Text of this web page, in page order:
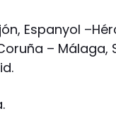
Espanyol
– Málaga,